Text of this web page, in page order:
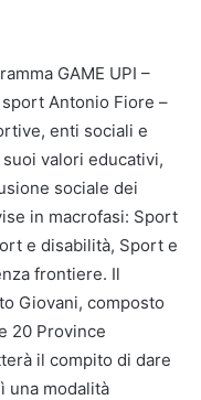
GAME UPI –
Antonio Fiore –
enti sociali e
valori educativi,
sociale dei
in macrofasi: Sport
e disabilità, Sport e
frontiere. Il
Giovani, composto
20 Province
il compito di dare
una modalità